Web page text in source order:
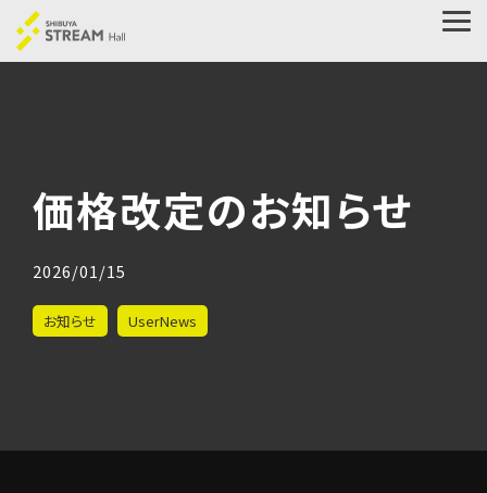
Skip
to
the
main
価格改定のお知らせ
2026/01/15
お知らせ UserNews